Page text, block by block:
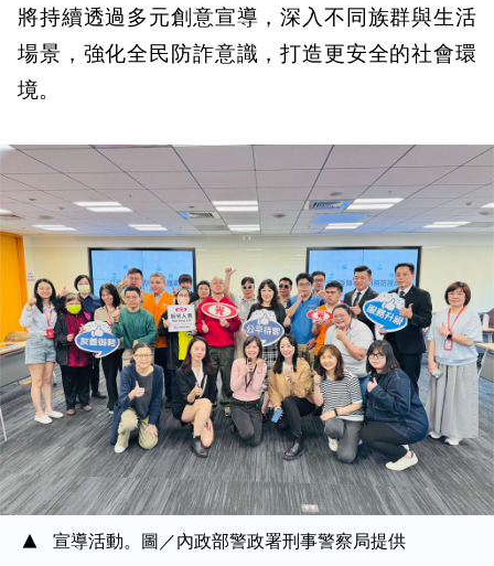
將持續透過多元創意宣導，深入不同族群與生活
場景，強化全民防詐意識，打造更安全的社會環
境。
宣導活動。圖／內政部警政署刑事警察局提供